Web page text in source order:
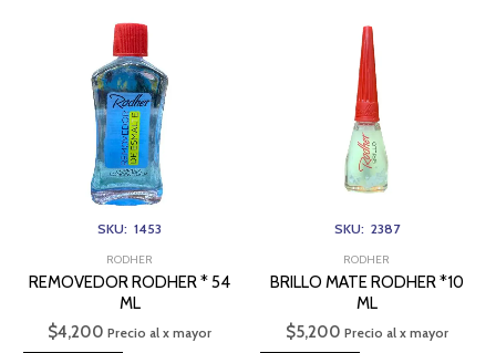
SKU: 1453
RODHER
REMOVEDOR RODHER * 54
ML
$4,200 Precio al x mayor
cantidad
SKU: 2387
RODHER
BRILLO MATE RODHER *10
ML
$5,200 Precio al x mayor